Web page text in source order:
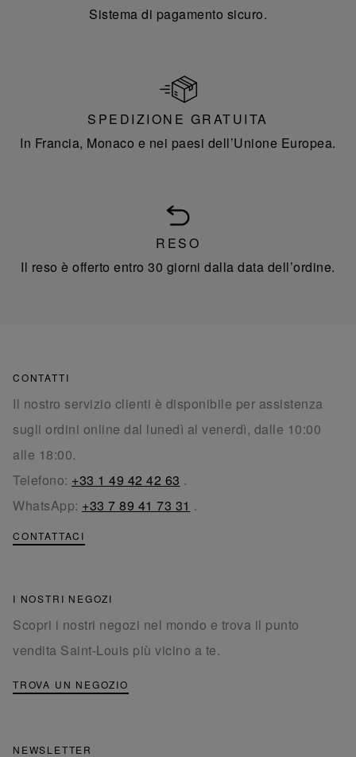
Sistema di pagamento sicuro.
SPEDIZIONE GRATUITA
In Francia, Monaco e nei paesi dell’Unione Europea.
RESO
Il reso è offerto entro 30 giorni dalla data dell’ordine.
CONTATTI
Il nostro servizio clienti è disponibile per assistenza
sugli ordini online dal lunedì al venerdì, dalle 10:00
alle 18:00.
Telefono: +33 1 49 42 42 63 .
WhatsApp: +33 7 89 41 73 31 .
CONTATTACI
I NOSTRI NEGOZI
Scopri i nostri negozi nel mondo e trova il punto
vendita Saint-Louis più vicino a te.
TROVA UN NEGOZIO
NEWSLETTER